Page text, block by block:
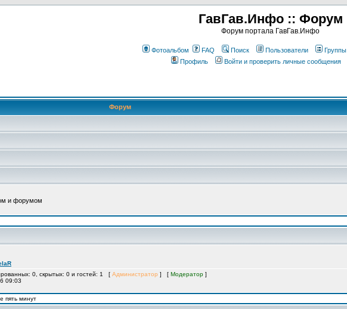
ГавГав.Инфо :: Форум
Форум портала ГавГав.Инфо
Фотоальбом FAQ Поиск Пользователи Группы
Профиль
Войти и проверить личные сообщения
Форум
и форумом
0, скрытых: 0 и гостей: 1 [ Администратор ] [ Модератор ]
09:03
пять минут